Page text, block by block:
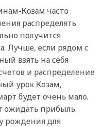
Козам часто
распределять
получится
Лучше, если рядом с
взять на себя
и распределение
урок Козам,
будет очень мало.
ожидать прибыль.
рождения для